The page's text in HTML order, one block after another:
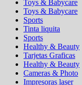
Toys & Babycare
Toys & Babycare
Sports
Tinta liquita
Sports
Healthy & Beauty
Tarjetas Graficas
Healthy & Beauty
Cameras & Photo
Impresoras laser